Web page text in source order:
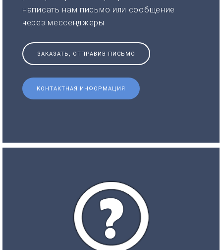
написать нам письмо или сообщение
через мессенджеры
ЗАКАЗАТЬ, ОТПРАВИВ ПИСЬМО
КОНТАКТНАЯ ИНФОРМАЦИЯ